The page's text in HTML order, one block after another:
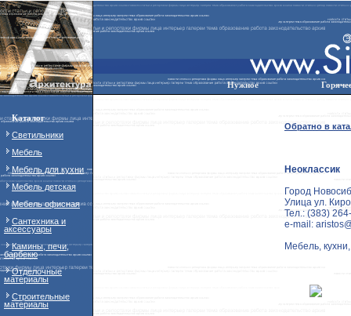
Нужное
Каталог
Светильники
Мебель
Мебель для кухни
Мебель детская
Мебель офисная
Сантехника и
аксессуары
Камины, печи,
барбекю
Отделочные
материалы
Строительные
материалы
Обратно в
Неоклассик
Город
Улица ул.
Тел.: (383)
e-mail:
Мебель,